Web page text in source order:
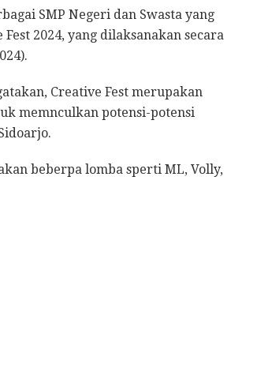
SMP Negeri dan Swasta yang
2024, yang dilaksanakan secara
Creative Fest merupakan
memnculkan potensi-potensi
beberpa lomba sperti ML, Volly,